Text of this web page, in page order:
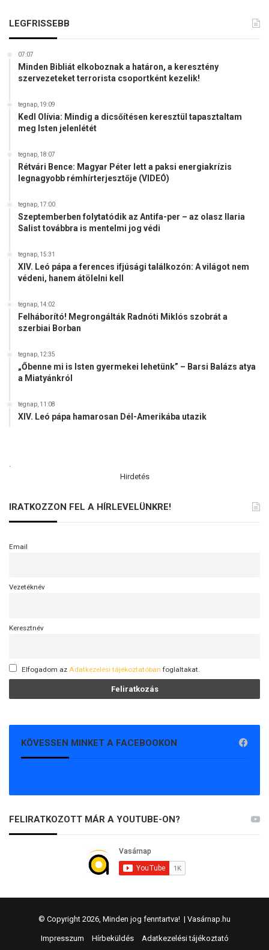
LEGFRISSEBB
07:07
Minden Bibliát elkoboznak a határon, a keresztény
szervezeteket terrorista csoportként kezelik!
tegnap, 19:09
Kedl Olívia: Mindig a dicsőítésen keresztül tapasztaltam
meg Isten jelenlétét
tegnap, 18:07
Rétvári Bence: Magyar Péter lett a paksi energiakrízis
legnagyobb rémhírterjesztője (VIDEÓ)
tegnap, 17:00
Szeptemberben folytatódik az Antifa-per – az olasz Ilaria
Salist továbbra is mentelmi jog védi
tegnap, 15:31
XIV. Leó pápa a ferences ifjúsági találkozón: A világot nem
védeni, hanem átölelni kell
tegnap, 14:02
Felháborító! Megrongálták Radnóti Miklós szobrát a
szerbiai Borban
tegnap, 12:35
„Őbenne mi is Isten gyermekei lehetünk” – Barsi Balázs atya
a Miatyánkról
tegnap, 11:08
XIV. Leó pápa hamarosan Dél-Amerikába utazik
Hirdetés
IRATKOZZON FEL A HÍRLEVELÜNKRE!
Email
Vezetéknév
Keresztnév
Elfogadom az Adatkezelési tájékoztatóban foglaltakat.
KÖVESSEN MINKET A FACEBOOKON
FELIRATKOZOTT MÁR A YOUTUBE-ON?
© Copyright 2026, Minden jog fenntartva! | Vasárnap.hu
Impresszum Hírbeküldés Adatkezelési tájékoztató